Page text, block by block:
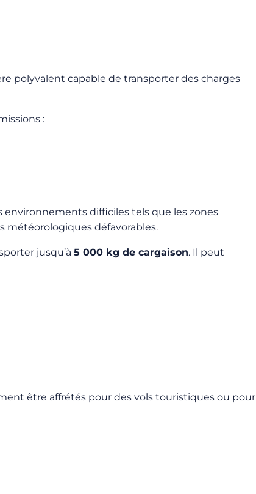
polyvalent capable de transporter des charges
:
environnements difficiles tels que les zones
météorologiques défavorables.
jusqu’à 5 000 kg de cargaison. Il peut
être affrétés pour des vols touristiques ou pour